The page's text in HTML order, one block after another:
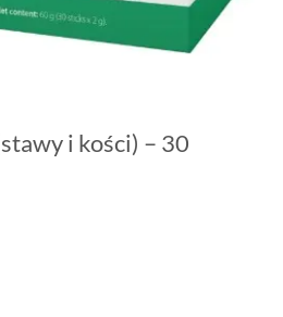
i kości) – 30